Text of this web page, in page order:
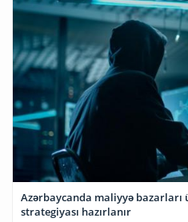
Azərbaycanda maliyyə
strategiyası hazırlanır